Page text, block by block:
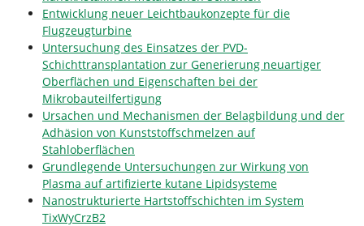
Entwicklung neuer Leichtbaukonzepte für die
Flugzeugturbine
Untersuchung des Einsatzes der PVD-
Schichttransplantation zur Generierung neuartiger
Oberflächen und Eigenschaften bei der
Mikrobauteilfertigung
Ursachen und Mechanismen der Belagbildung und der
Adhäsion von Kunststoffschmelzen auf
Stahloberflächen
Grundlegende Untersuchungen zur Wirkung von
Plasma auf artifizierte kutane Lipidsysteme
Nanostrukturierte Hartstoffschichten im System
TixWyCrzB2